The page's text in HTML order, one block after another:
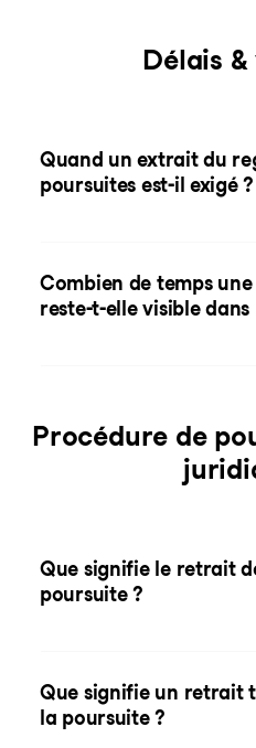
Délais
Quand un extrait du
poursuites est-il exigé ?
Combien de temps
reste-t-elle visible dans
Procédure de
Que signifie le retrait
poursuite ?
Que signifie un retrait
la poursuite ?